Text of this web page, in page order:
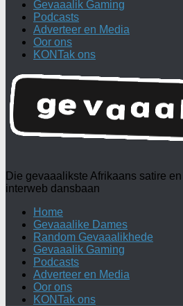
Gevaaalik Gaming
Podcasts
Adverteer en Media
Oor ons
KONTak ons
Die gevaaalikste Afrikaans satire
interweb dansbaan
Home
Gevaaalike Dames
Random Gevaaalikhede
Gevaaalik Gaming
Podcasts
Adverteer en Media
Oor ons
KONTak ons